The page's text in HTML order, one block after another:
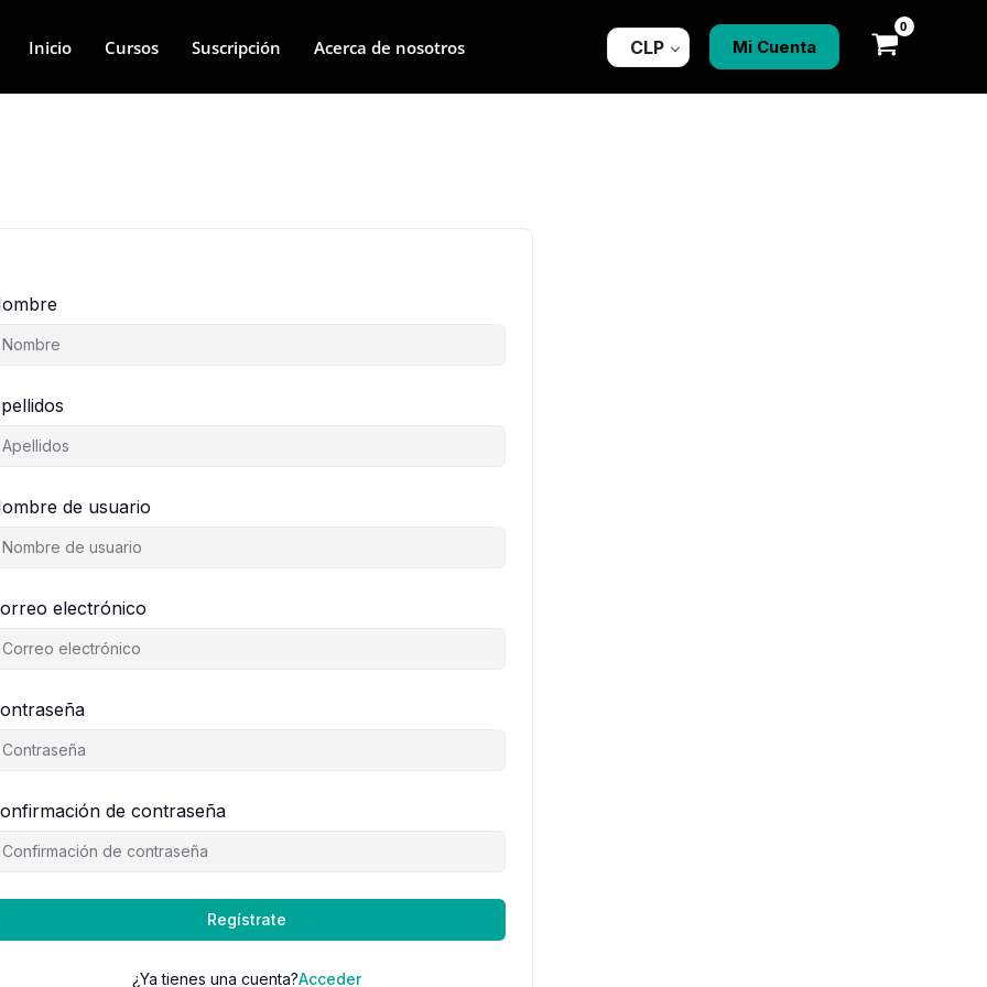
Inicio Cursos Suscripción Acerca de nosotros CLP Mi Cuenta
de usuario
electrónico
de contraseña
Regístrate
¿Ya tienes una cuenta?Acceder